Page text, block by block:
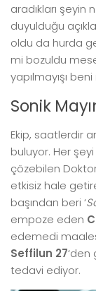
aradıkları şeyin
duyulduğu
oldu da hurda
mi bozuldu
yapılmayışı
Sonik
Ekip, saatlerdir
buluyor. Her
çözebilen
etkisiz hale
başından beri ‘
empoze eden
edemedi
Seffilun 27‘den
tedavi ediyor.